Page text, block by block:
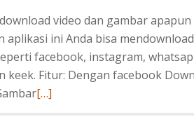
video dan gambar
aplikasi ini Anda bisa
facebook, instagram,
Fitur: Dengan facebook
Baca
[…]